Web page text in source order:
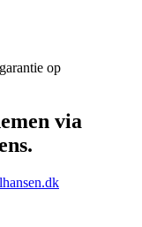
op
via